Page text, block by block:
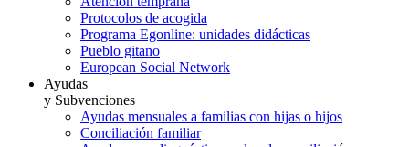
Protocolos de acogida
Programa Egonline: unidades didácticas
Pueblo gitano
European Social Network
Ayudas
y Subvenciones
Ayudas mensuales a familias con hijas o hijos
Conciliación familiar